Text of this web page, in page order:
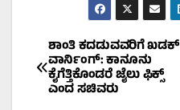
Post
navigation
ಶಾಂತಿ ಕದಡುವವರಿಗೆ ಖಡಕ್
ವಾರ್ನಿಂಗ್: ಕಾನೂನು
ಕೈಗೆತ್ತಿಕೊಂಡರೆ ಜೈಲು ಫಿಕ್ಸ್
ಎಂದ ಸಚಿವರು